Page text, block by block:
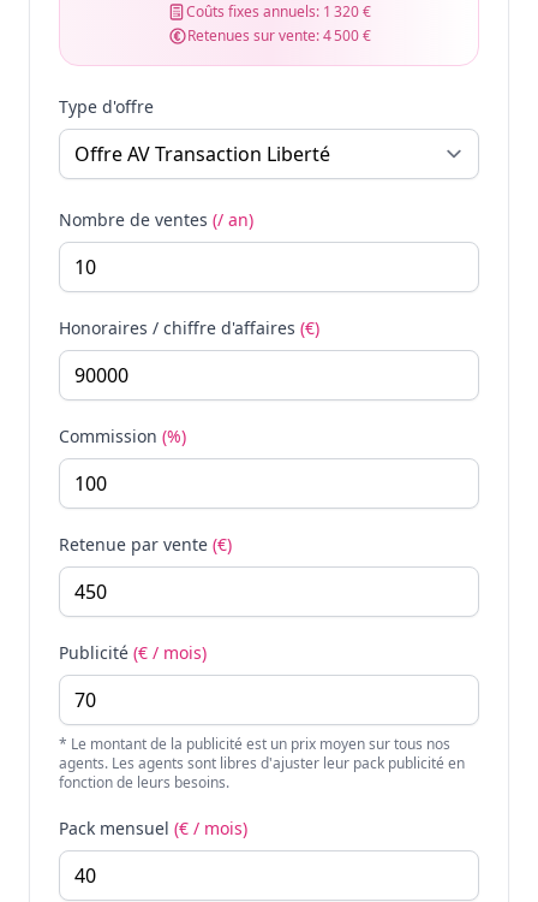
Coûts fixes annuels: 1 320 €
Retenues sur vente:4 500 €
Type d'offre
Nombre de ventes (/ an)
Honoraires / chiffre d'affaires (€)
Commission (%)
Retenue par vente (€)
Publicité (€ / mois)
* Le montant de la publicité est un prix moyen sur tous nos
agents. Les agents sont libres d'ajuster leur pack publicité en
fonction de leurs besoins.
Pack mensuel (€ / mois)